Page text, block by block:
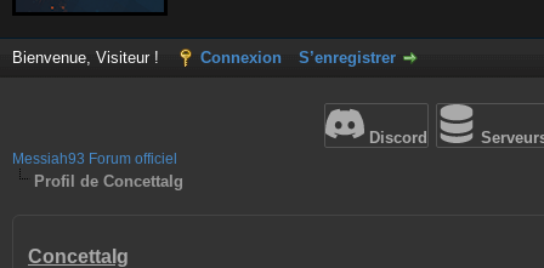
Bienvenue, Visiteur ! Connexion S’enregistrer
Discord
Messiah93 Forum officiel
Profil de ConcettaIg
ConcettaIg